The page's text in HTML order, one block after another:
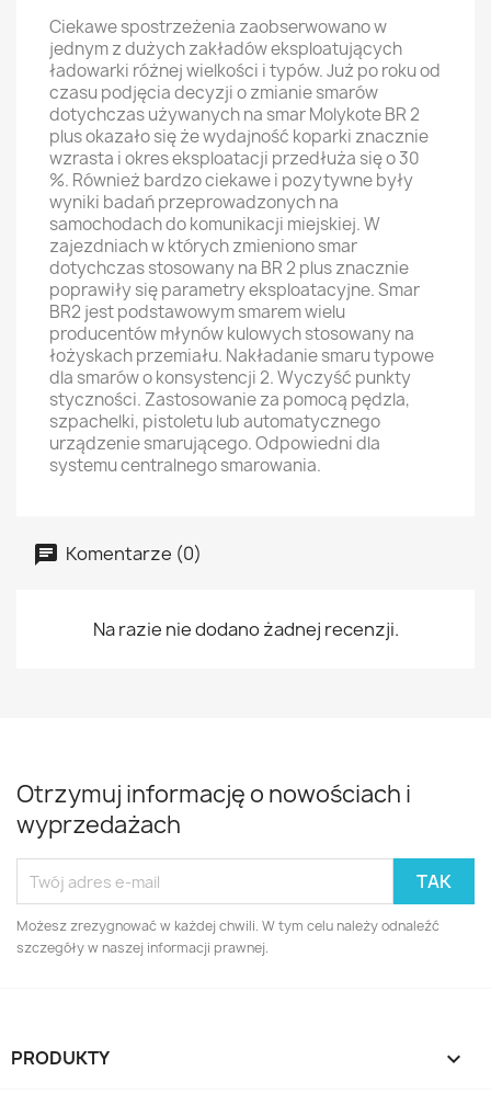
Ciekawe spostrzeżenia zaobserwowano w
jednym z dużych zakładów eksploatujących
ładowarki różnej wielkości i typów. Już po roku od
czasu podjęcia decyzji o zmianie smarów
dotychczas używanych na smar Molykote BR 2
plus okazało się że wydajność koparki znacznie
wzrasta i okres eksploatacji przedłuża się o 30
%. Również bardzo ciekawe i pozytywne były
wyniki badań przeprowadzonych na
samochodach do komunikacji miejskiej. W
zajezdniach w których zmieniono smar
dotychczas stosowany na BR 2 plus znacznie
poprawiły się parametry eksploatacyjne. Smar
BR2 jest podstawowym smarem wielu
producentów młynów kulowych stosowany na
łożyskach przemiału. Nakładanie smaru typowe
dla smarów o konsystencji 2. Wyczyść punkty
styczności. Zastosowanie za pomocą pędzla,
szpachelki, pistoletu lub automatycznego
urządzenie smarującego. Odpowiedni dla
systemu centralnego smarowania.
Komentarze (0)
Na razie nie dodano żadnej recenzji.
Otrzymuj informację o nowościach i
wyprzedażach
Możesz zrezygnować w każdej chwili. W tym celu należy odnaleźć
szczegóły w naszej informacji prawnej.
PRODUKTY 